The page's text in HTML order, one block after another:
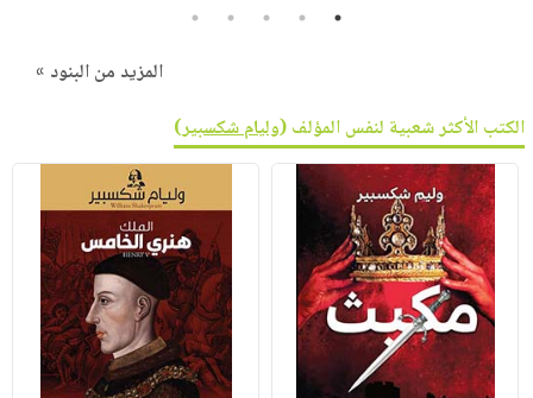
1
2
3
4
5
المزيد من البنود »
الكتب الأكثر شعبية لنفس المؤلف (وليام شكسبير)